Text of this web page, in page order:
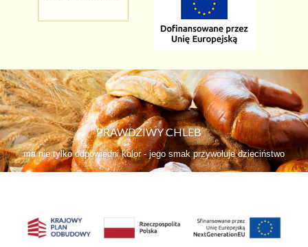
PRAWDZIWY CHLEB
ma nie tylko odpowiedni kolor - jego smak przywołuje dzieciństwo